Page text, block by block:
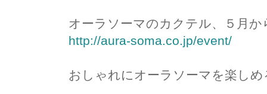
オーラソーマのカクテル、５月
http://aura-soma.co.jp/event/
おしゃれにオーラソーマを楽し